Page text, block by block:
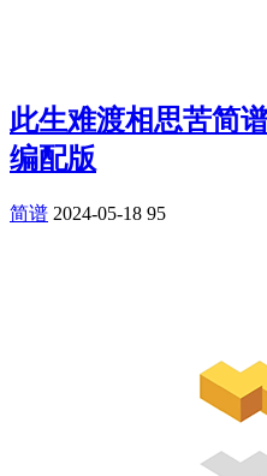
此生难渡相思苦简
编配版
简谱 2024-05-18 95